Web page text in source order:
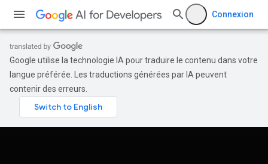
Connexion
Google utilise la technologie IA pour traduire le contenu dans votre
langue préférée. Les traductions générées par IA peuvent
contenir des erreurs.